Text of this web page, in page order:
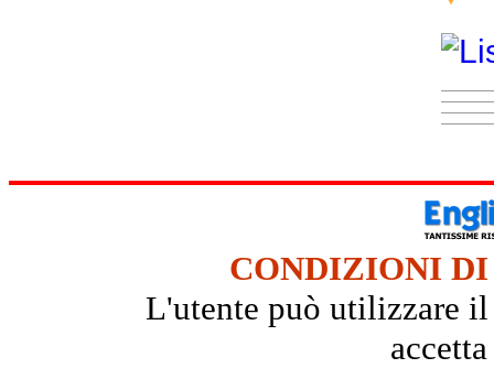
CONDIZIONI DI
L'utente può utilizzare il